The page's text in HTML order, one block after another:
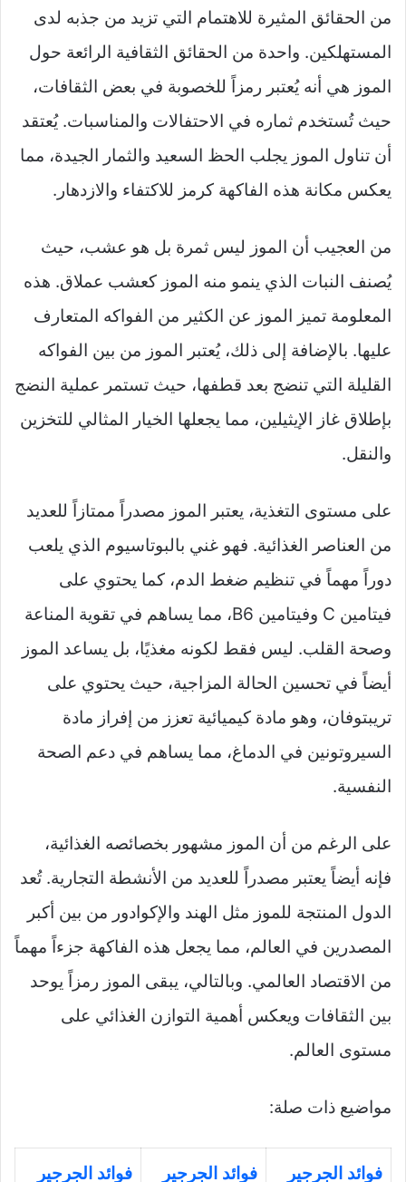
من الحقائق المثيرة للاهتمام التي تزيد من جذبه لدى
المستهلكين. واحدة من الحقائق الثقافية الرائعة حول
الموز هي أنه يُعتبر رمزاً للخصوبة في بعض الثقافات،
حيث تُستخدم ثماره في الاحتفالات والمناسبات. يُعتقد
أن تناول الموز يجلب الحظ السعيد والثمار الجيدة، مما
يعكس مكانة هذه الفاكهة كرمز للاكتفاء والازدهار.
من العجيب أن الموز ليس ثمرة بل هو عشب، حيث
يُصنف النبات الذي ينمو منه الموز كعشب عملاق. هذه
المعلومة تميز الموز عن الكثير من الفواكه المتعارف
عليها. بالإضافة إلى ذلك، يُعتبر الموز من بين الفواكه
القليلة التي تنضج بعد قطفها، حيث تستمر عملية النضج
بإطلاق غاز الإيثيلين، مما يجعلها الخيار المثالي للتخزين
والنقل.
على مستوى التغذية، يعتبر الموز مصدراً ممتازاً للعديد
من العناصر الغذائية. فهو غني بالبوتاسيوم الذي يلعب
دوراً مهماً في تنظيم ضغط الدم، كما يحتوي على
فيتامين C وفيتامين B6، مما يساهم في تقوية المناعة
وصحة القلب. ليس فقط لكونه مغذيًا، بل يساعد الموز
أيضاً في تحسين الحالة المزاجية، حيث يحتوي على
تريبتوفان، وهو مادة كيميائية تعزز من إفراز مادة
السيروتونين في الدماغ، مما يساهم في دعم الصحة
النفسية.
على الرغم من أن الموز مشهور بخصائصه الغذائية،
فإنه أيضاً يعتبر مصدراً للعديد من الأنشطة التجارية. تُعد
الدول المنتجة للموز مثل الهند والإكوادور من بين أكبر
المصدرين في العالم، مما يجعل هذه الفاكهة جزءاً مهماً
من الاقتصاد العالمي. وبالتالي، يبقى الموز رمزاً يوحد
بين الثقافات ويعكس أهمية التوازن الغذائي على
مستوى العالم.
مواضيع ذات صلة:
فوائد الجرجير
فوائد الجرجير
فوائد الجرجير